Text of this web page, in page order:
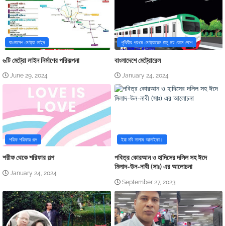
বাংলাদেশ মেট্রো লাইন
৬টি মেট্রো লাইন নির্মাণের পরিকল্পনা
June 29, 2024
পৃথিবীর প্রথম মেট্রোরেল চালু হয় কোন দেশে
বাংলাদেশে মেট্রোরেল
January 24, 2024
শরিফ শরিফার গল্প
শরীফ থেকে শরিফার গল্প
January 24, 2024
ইয়া নবি সালাম আলাইকা।
পবিত্র কোরআন ও হাদিসের দলিল সহ ঈদে
মিলাদ-উন-নাবী (সাঃ) এর আলোচনা
September 27, 2023